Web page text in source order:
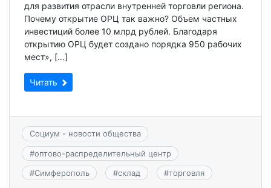
для развития отрасли внутренней торговли региона.
Почему открытие ОРЦ так важно? Объем частных
инвестиций более 10 млрд рублей. Благодаря
открытию ОРЦ будет создано порядка 950 рабочих
мест», […]
Читать
Социум - новости общества
#оптово-распределительный центр
#Симферополь #склад #торговля